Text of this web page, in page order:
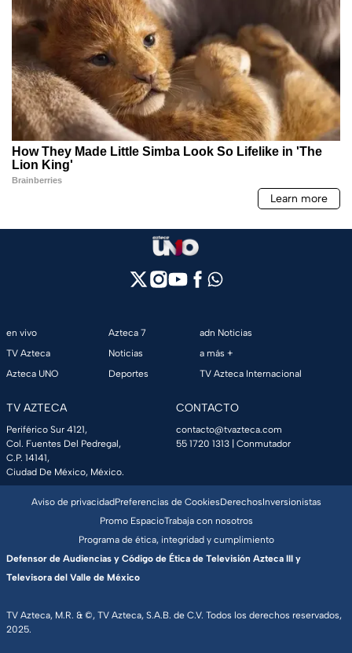
en vivo
TV Azteca
Azteca UNO
Azteca 7
Noticias
Deportes
adn Noticias
a más +
TV Azteca Internacional
TV AZTECA
Periférico Sur 4121,
Col. Fuentes Del Pedregal,
C.P. 14141,
Ciudad De México, México.
CONTACTO
contacto@tvazteca.com
55 1720 1313 | Conmutador
TV Azteca, M.R. & ©, TV Azteca, S.A.B. de C.V. Todos los derechos reservados,
2025.
Aviso de privacidadPreferencias de CookiesDerechosInversionistas
Promo EspacioTrabaja con nosotros
Programa de ética, integridad y cumplimiento
Defensor de Audiencias y Código de Ética de Televisión Azteca III y
Televisora del Valle de México